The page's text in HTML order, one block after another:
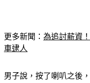
更多新聞： 為追討薪資
車逮人
男子說，按了喇叭之後